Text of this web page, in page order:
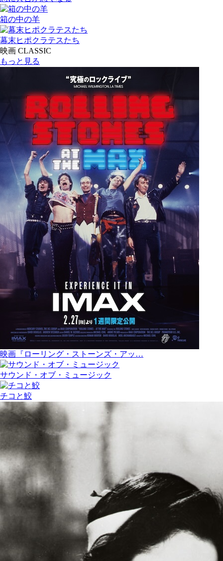
箱の中の羊
幕末ヒポクラテスたち
映画 CLASSIC
もっと見る
映画『ローリング・ストーンズ・アッ…
サウンド・オブ・ミュージック
チコと鮫